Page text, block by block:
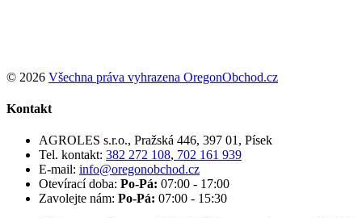
© 2026 Všechna práva vyhrazena OregonObchod.cz
Kontakt
AGROLES s.r.o., Pražská 446, 397 01, Písek
Tel. kontakt: 382 272 108, 702 161 939
E-mail: info@oregonobchod.cz
Otevírací doba: Po-Pá: 07:00 - 17:00
Zavolejte nám: Po-Pá: 07:00 - 15:30